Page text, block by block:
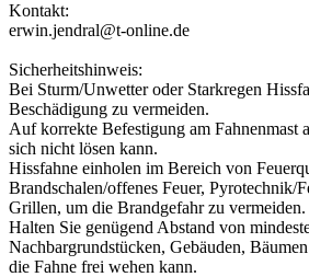
Kontakt:
erwin.jendral@t-online.de
Sicherheitshinweis:
Bei Sturm/Unwetter oder Starkregen
Beschädigung zu vermeiden.
Auf korrekte Befestigung am Fahnenmast
sich nicht lösen kann.
Hissfahne einholen im Bereich von
Brandschalen/offenes Feuer, Pyrotechnik/
Grillen, um die Brandgefahr zu vermeiden.
Halten Sie genügend Abstand von
Nachbargrundstücken, Gebäuden,
die Fahne frei wehen kann.